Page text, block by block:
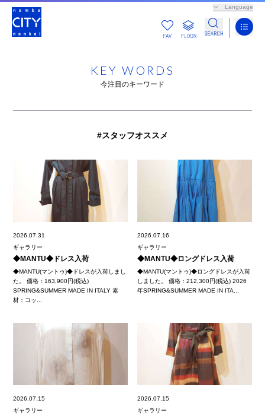
Language
KEY WORDS
今注目のキーワード
#スタッフオススメ
2026.07.31
ギャラリー
◆MANTU◆ドレス入荷
◆MANTU(マントゥ)◆ドレスが入荷しまし
た。 価格：163,900円(税込)
SPRING&SUMMER MADE IN ITALY 素
材：コッ...
2026.07.16
ギャラリー
◆MANTU◆ロングドレス入荷
◆MANTU(マントゥ)◆ロングドレスが入荷
しました。 価格：212,300円(税込) 2026
年SPRING&SUMMER MADE IN ITA...
2026.07.15
ギャラリー
2026.07.15
ギャラリー